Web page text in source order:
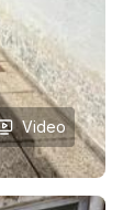
Video